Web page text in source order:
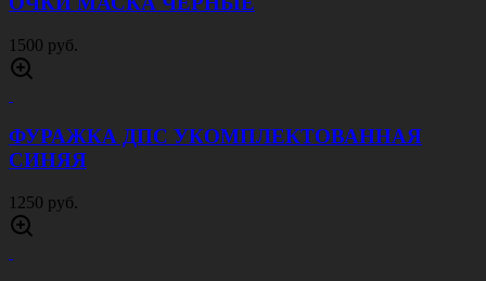
1500 руб.
ФУРАЖКА ДПС УКОМПЛЕКТОВАННАЯ
СИНЯЯ
1250 руб.